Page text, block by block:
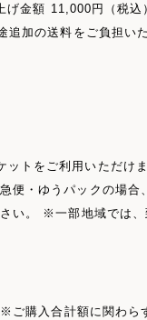
金額 11,000円（税込
加の送料をご負担い
ットをご利用いただけ
・ゆうパックの場合
い。 ※一部地域では
購入合計額に関わら